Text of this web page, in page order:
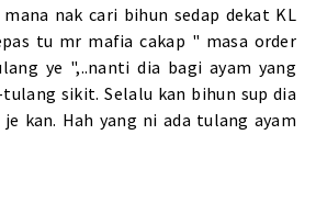
nak cari bihun sedap dekat KL
tu mr mafia cakap " masa order
ye ",..nanti dia bagi ayam yang
sikit. Selalu kan bihun sup dia
kan. Hah yang ni ada tulang ayam